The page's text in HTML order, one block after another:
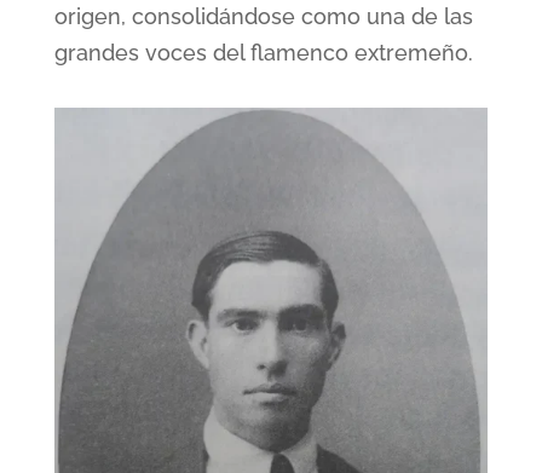
origen, consolidándose como una de las
grandes voces del flamenco extremeño.